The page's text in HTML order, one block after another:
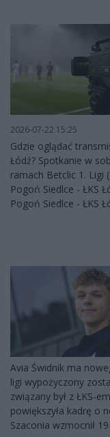
2026-07-22 15:25
Gdzie oglądać
Łódź? Spotkanie w
ramach Betclic 1. Ligi
Pogoń Siedlce - ŁKS
Pogoń Siedlce - ŁKS
Avia Świdnik ma
ligi wypożyczony
związany był z ŁKS-
powiększyła kadrę o
Szaconia wzmocnił